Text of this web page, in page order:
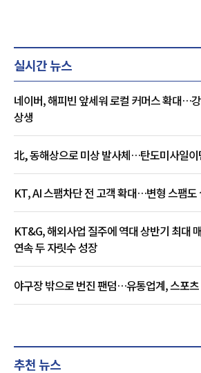
실시간 뉴스
네이버, 해피빈 앞세워 로컬 커머스 확대…
상생
北, 동해상으로 미상 발사체…탄도미사일이
KT, AI 스팸차단 전 고객 확대…변형 스팸도
KT&G, 해외사업 질주에 역대 상반기 최대
연속 두 자릿수 성장
야구장 밖으로 번진 팬덤…유통업계, 스포
추천 뉴스